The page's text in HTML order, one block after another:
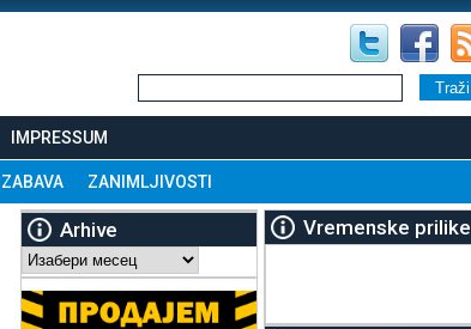
IMPRESSUM
ZABAVA ZANIMLJIVOSTI
Arhive
Arhive
Vremenske prilike